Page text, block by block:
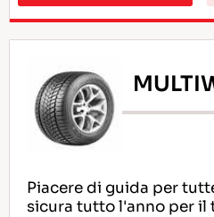
Piacere di guida per
sicura tutto l'anno per il